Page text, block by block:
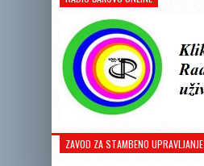
ZAVOD ZA STAMBENO UPRAVLJANJE